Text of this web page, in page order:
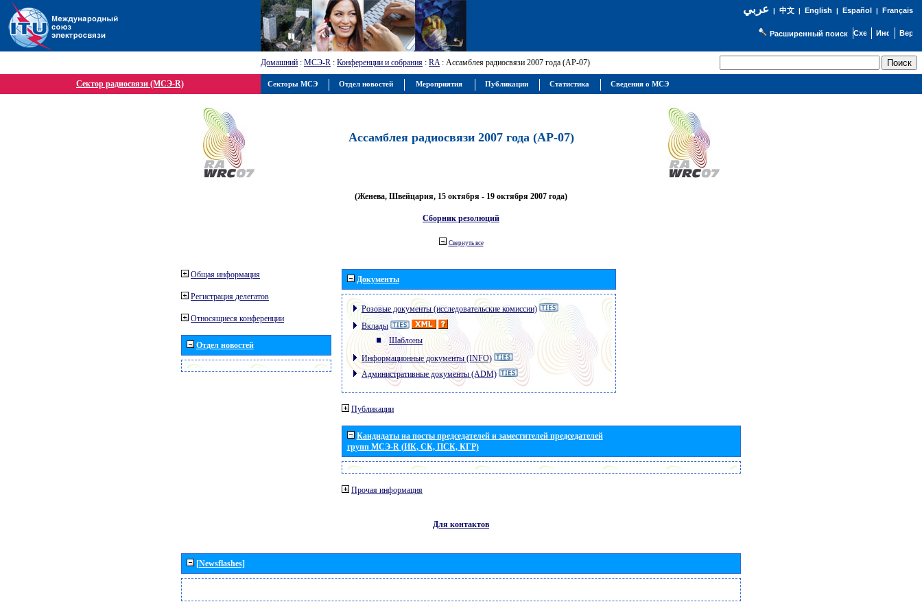
عربي| 中文| English | Español | Français
Расширенный поиск
Домашний : МСЭ-R : Конференции и собрания : RA: Ассамблея радиосвязи 2007 года (АР-07)
Сектор радиосвязи (МСЭ-R)
Ассамблея радиосвязи 2007 года (АР-07)
(Женева, Швейцария, 15 октября - 19 октября 2007 года)
Сборник резолюций
Свернуть все
Общая информация
Регистрация делегатов
Относящиеся конференции
Отдел новостей
Документы
Розовые документы (исследовательские комиссии)
Вклады
Шаблоны
Информационные документы (INFO)
Административные документы (ADM)
Публикации
Кандидаты на посты председателей и заместителей председателей
групп МСЭ-R (ИК, СК, ПСК, КГР)
Прочая информация
Для контактов
[Newsflashes]
Секторы МСЭ Отдел новостей Мероприятия Публикации Статистика Сведения о МСЭ